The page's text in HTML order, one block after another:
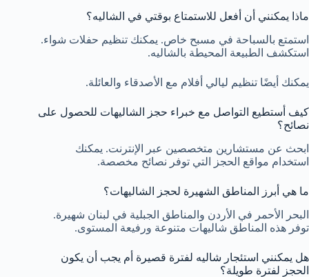
ماذا يمكنني أن أفعل للاستمتاع بوقتي في الشاليه؟
استمتع بالسباحة في مسبح خاص. يمكنك تنظيم حفلات شواء.
استكشف الطبيعة المحيطة بالشاليه.
يمكنك أيضًا تنظيم ليالي أفلام مع الأصدقاء والعائلة.
كيف أستطيع التواصل مع خبراء حجز الشاليهات للحصول على
نصائح؟
ابحث عن مستشارين متخصصين عبر الإنترنت. يمكنك
استخدام مواقع الحجز التي توفر نصائح مخصصة.
ما هي أبرز المناطق الشهيرة لحجز الشاليهات؟
البحر الأحمر في الأردن والمناطق الجبلية في لبنان شهيرة.
توفر هذه المناطق شاليهات متنوعة ورفيعة المستوى.
هل يمكنني استئجار شاليه لفترة قصيرة أم يجب أن يكون
الحجز لفترة طويلة؟